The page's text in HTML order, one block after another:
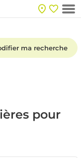
ma recherche
pour